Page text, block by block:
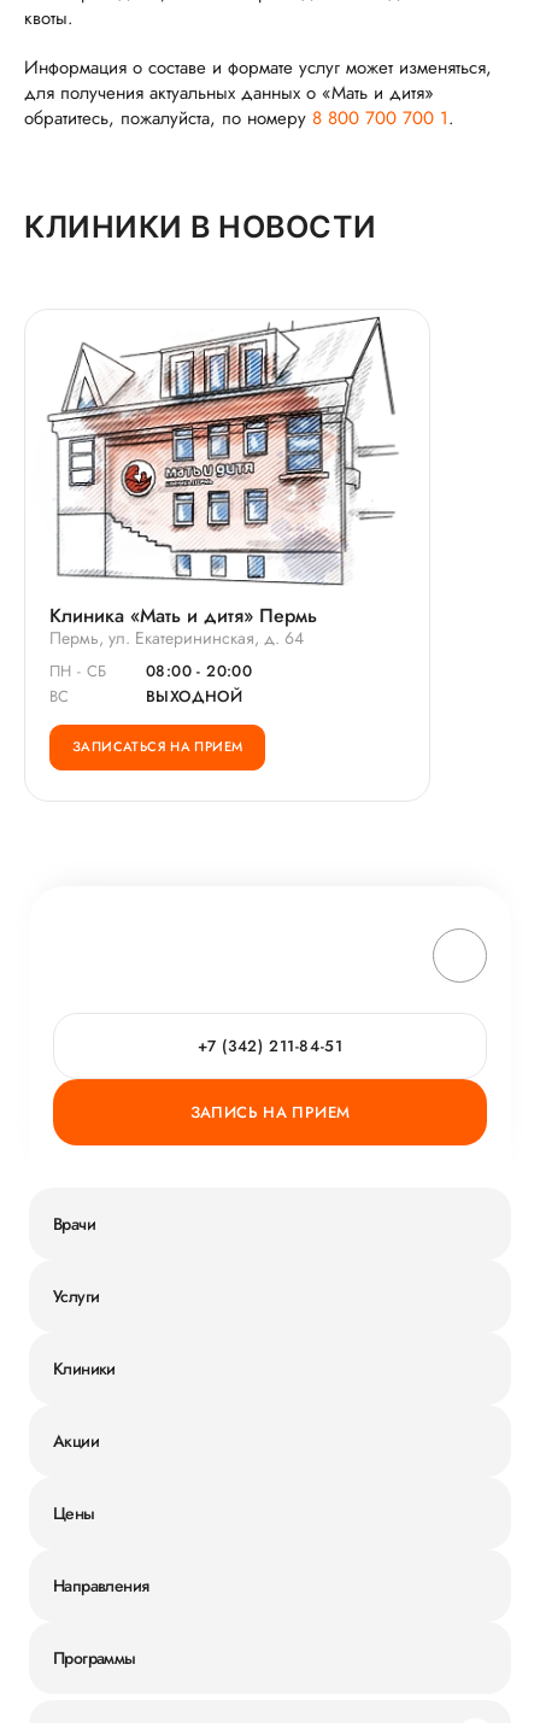
квоты.
Информация о составе и формате услуг может изменяться,
для получения актуальных данных о «Мать и дитя»
обратитесь, пожалуйста, по номеру 8 800 700 700 1.
КЛИНИКИ В НОВОСТИ
Клиника «Мать и дитя» Пермь
Пермь, ул. Екатерининская, д. 64
ПН - СБ
08:00 - 20:00
ВС
ВЫХОДНОЙ
ЗАПИСАТЬСЯ НА ПРИЕМ
+7 (342) 211-84-51
ЗАПИСЬ НА ПРИЕМ
Врачи
Услуги
Клиники
Акции
Цены
Направления
Программы